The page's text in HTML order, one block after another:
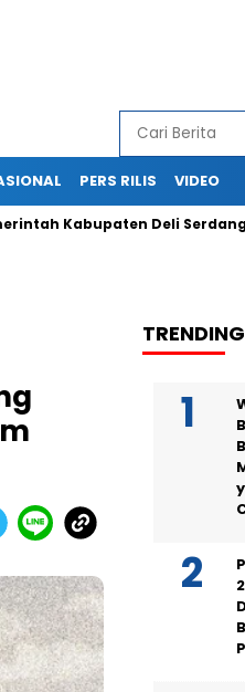
PERS RILIS VIDEO
Deli Serdang
TRENDING